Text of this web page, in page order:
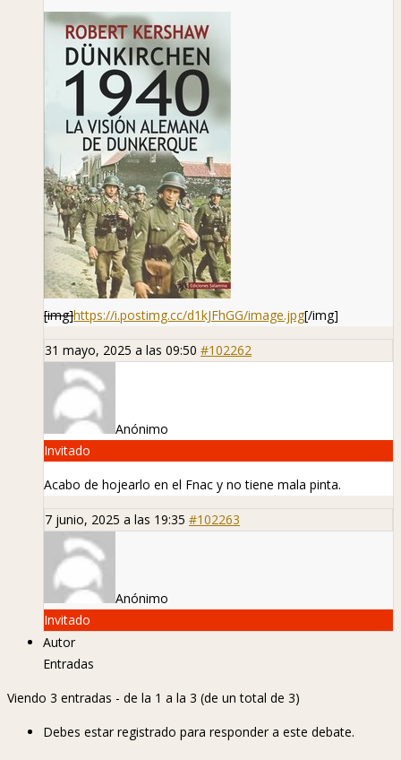
[img]https://i.postimg.cc/d1kJFhGG/image.jpg[/img]
31 mayo, 2025 a las 09:50 #102262
Anónimo
Invitado
Acabo de hojearlo en el Fnac y no tiene mala pinta.
7 junio, 2025 a las 19:35 #102263
Anónimo
Invitado
Autor
Entradas
Viendo 3 entradas - de la 1 a la 3 (de un total de 3)
Debes estar registrado para responder a este debate.